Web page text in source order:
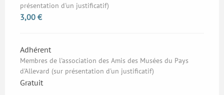
présentation d'un justificatif)
3,00 €
Adhérent
Membres de l'association des Amis des Musées du Pays
d'Allevard (sur présentation d'un justificatif)
Gratuit